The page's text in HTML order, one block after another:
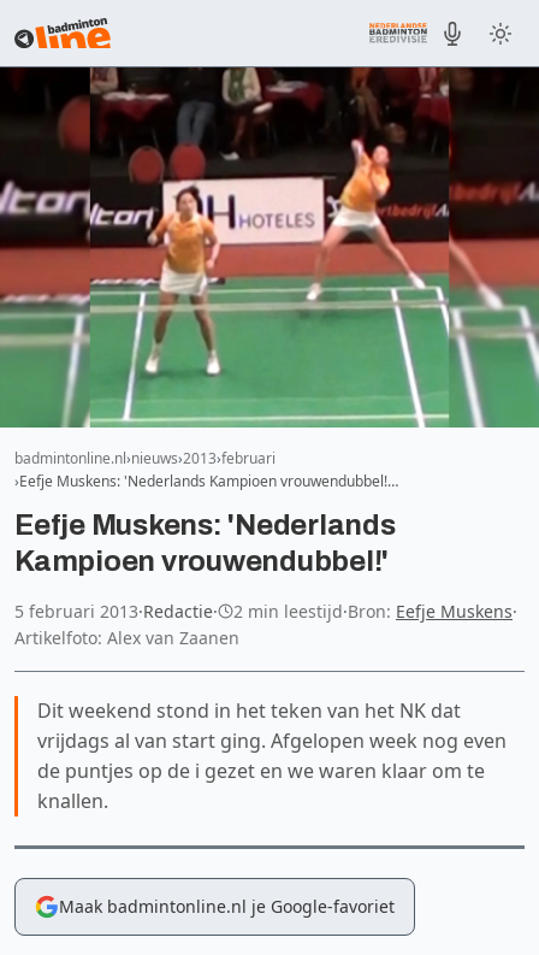
badmintonline.nl nieuws 2013 februari
Eefje Muskens: 'Nederlands Kampioen vrouwendubbel!…
Eefje Muskens: 'Nederlands
Kampioen vrouwendubbel!'
5 februari 2013·Redactie· 2 min leestijd·Bron: Eefje Muskens·
Artikelfoto: Alex van Zaanen
Dit weekend stond in het teken van het NK dat
vrijdags al van start ging. Afgelopen week nog even
de puntjes op de i gezet en we waren klaar om te
knallen.
Maak badmintonline.nl je Google-favoriet